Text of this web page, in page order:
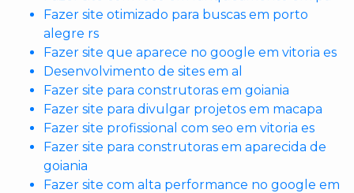
Fazer site otimizado para buscas em porto
alegre rs
Fazer site que aparece no google em vitoria es
Desenvolvimento de sites em al
Fazer site para construtoras em goiania
Fazer site para divulgar projetos em macapa
Fazer site profissional com seo em vitoria es
Fazer site para construtoras em aparecida de
goiania
Fazer site com alta performance no google em